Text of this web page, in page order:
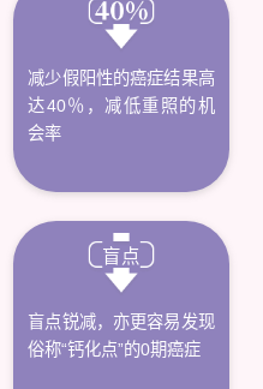
减少假阳性的癌症结果高
达40％，减低重照的机
会率
盲点
盲点锐减，亦更容易发现
俗称“钙化点”的0期癌症